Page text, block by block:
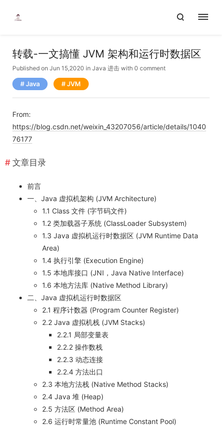
转载-一文搞懂 JVM 架构和运行时数据区
Published on Jun 15,2020 in Java 进击 with 0 comment
Java JVM
From:
https://blog.csdn.net/weixin_43207056/article/details/1040
76177
文章目录
前言
一、Java 虚拟机架构 (JVM Architecture)
1.1 Class 文件 (字节码文件)
1.2 类加载器子系统 (ClassLoader Subsystem)
1.3 Java 虚拟机运行时数据区 (JVM Runtime Data
Area)
1.4 执行引擎 (Execution Engine)
1.5 本地库接口 (JNI，Java Native Interface)
1.6 本地方法库 (Native Method Library)
二、Java 虚拟机运行时数据区
2.1 程序计数器 (Program Counter Register)
2.2 Java 虚拟机栈 (JVM Stacks)
2.2.1 局部变量表
2.2.2 操作数栈
2.2.3 动态连接
2.2.4 方法出口
2.3 本地方法栈 (Native Method Stacks)
2.4 Java 堆 (Heap)
2.5 方法区 (Method Area)
2.6 运行时常量池 (Runtime Constant Pool)